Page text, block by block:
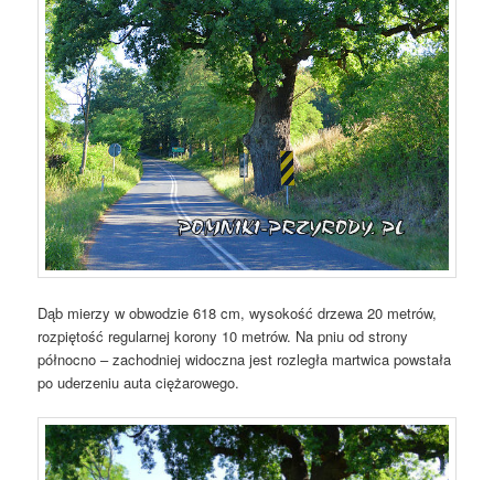
Dąb mierzy w obwodzie 618 cm, wysokość drzewa 20 metrów,
rozpiętość regularnej korony 10 metrów. Na pniu od strony
północno – zachodniej widoczna jest rozległa martwica powstała
po uderzeniu auta ciężarowego.